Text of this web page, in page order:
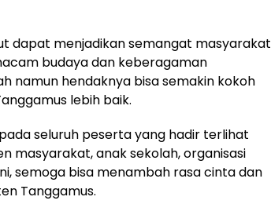
dapat menjadikan semangat masyarakat
budaya dan keberagaman
namun hendaknya bisa semakin kokoh
lebih baik.
seluruh peserta yang hadir terlihat
masyarakat, anak sekolah, organisasi
semoga bisa menambah rasa cinta dan
Tanggamus.